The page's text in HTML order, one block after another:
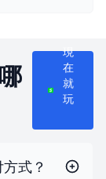
現
在
就
玩
式？